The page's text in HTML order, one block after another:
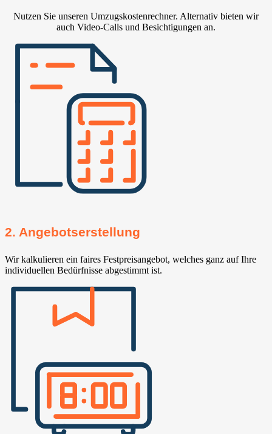
Nutzen Sie unseren Umzugskostenrechner. Alternativ bieten wir
auch Video-Calls und Besichtigungen an.
2. Angebotserstellung
Wir kalkulieren ein faires Festpreisangebot, welches ganz auf Ihre
individuellen Bedürfnisse abgestimmt ist.